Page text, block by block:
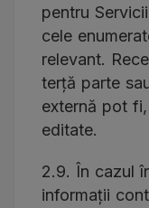
pentru
cele
relevant.
terță parte
externă pot
editate.
2.9. În cazul
informații